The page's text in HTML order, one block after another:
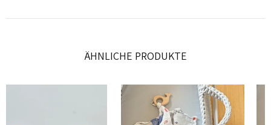
ÄHNLICHE PRODUKTE